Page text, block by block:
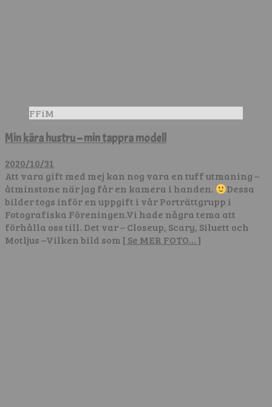
FFiM
Min kära hustru – min tappra modell
2020/10/31
Att vara gift med mej kan nog vara en tuff utmaning –
åtminstone när jag får en kamera i handen.
Dessa
bilder togs inför en uppgift i vår Porträttgrupp i
Fotografiska Föreningen.Vi hade några tema att
förhålla oss till. Det var – Closeup, Scary, Siluett och
Motljus –Vilken bild som [ Se MER FOTO… ]